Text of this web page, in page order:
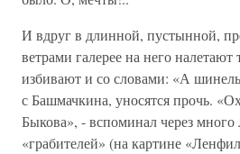
И вдруг в длинной, пустынной,
ветрами галерее на него налетают
избивают и со словами: «А
с Башмачкина, уносятся прочь.
Быкова», - вспоминал через много
«грабителей» (на картине